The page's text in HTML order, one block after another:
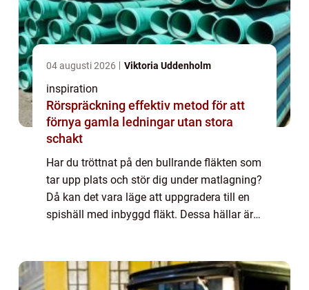
04 augusti 2026 Viktoria Uddenholm
inspiration
Rörspräckning effektiv metod för att
förnya gamla ledningar utan stora
schakt
Har du tröttnat på den bullrande fläkten som
tar upp plats och stör dig under matlagning?
Då kan det vara läge att uppgradera till en
spishäll med inbyggd fläkt. Dessa hällar är